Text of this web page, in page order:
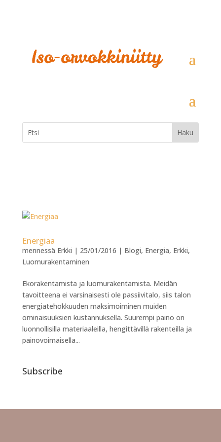
Energiaa
mennessä Erkki | 25/01/2016 | Blogi, Energia, Erkki,
Luomurakentaminen
Ekorakentamista ja luomurakentamista. Meidän
tavoitteena ei varsinaisesti ole passiivitalo, siis talon
energiatehokkuuden maksimoiminen muiden
ominaisuuksien kustannuksella. Suurempi paino on
luonnollisilla materiaaleilla, hengittävillä rakenteilla ja
painovoimaisella...
Subscribe